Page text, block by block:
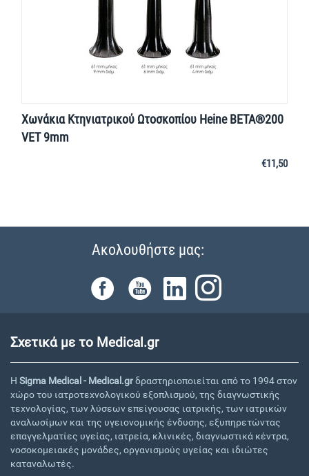
Χωνάκια Κτηνιατρικού Ωτοσκοπίου Heine BΕΤΑ®200
VET 9mm
€11,50
Ακολουθήστε μας:
Σχετικά με το Medical.gr
Η Sigma Medical - Medical.grδραστηριοποιείται από το 1994 στον
χώρο του ιατροτεχνολογικού εξοπλισμού, της διαγνωστικής
τεχνολογίας, των λύσεων επείγουσας ιατρικής, των ιατρικών
αναλωσίμων και της υγειονομικής ένδυσης, εξυπηρετώντας
επαγγελματίες υγείας, ιατρεία, κλινικές, διαγνωστικά κέντρα,
νοσοκομειακές μονάδες, οργανισμούς υγείας και ιδιώτες
καταναλωτές.